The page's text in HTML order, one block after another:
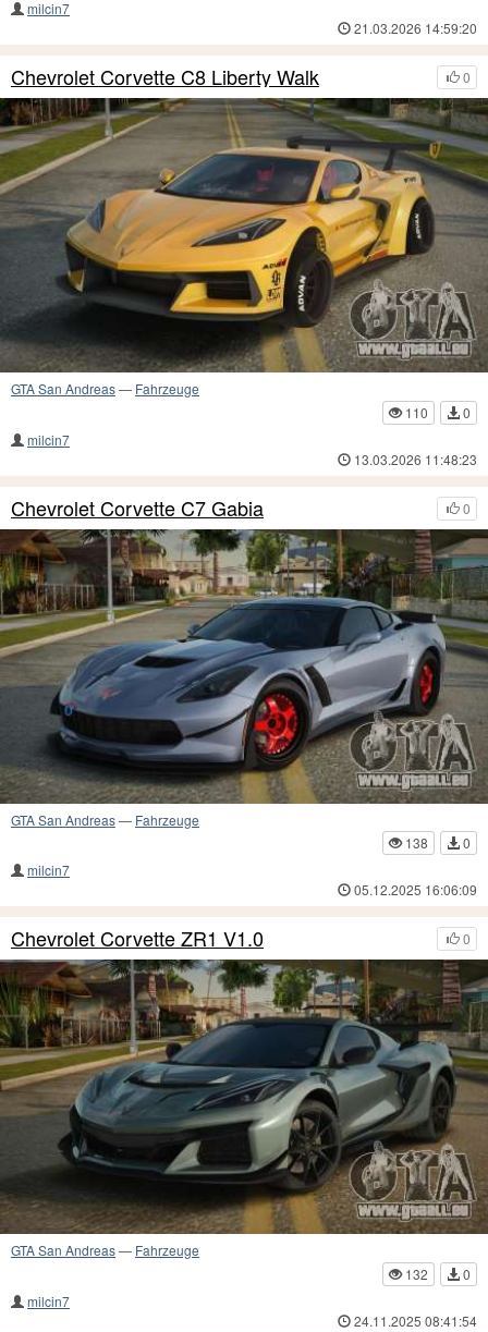
milcin7
21.03.2026 14:59:20
0
Chevrolet Corvette C8 Liberty Walk
GTA San Andreas— Fahrzeuge
110
0
milcin7
13.03.2026 11:48:23
0
Chevrolet Corvette C7 Gabia
GTA San Andreas— Fahrzeuge
138
0
milcin7
05.12.2025 16:06:09
0
Chevrolet Corvette ZR1 V1.0
GTA San Andreas— Fahrzeuge
132
0
milcin7
24.11.2025 08:41:54